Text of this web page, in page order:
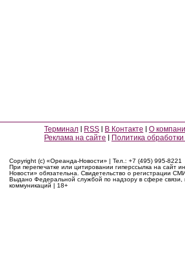
Терминал RSS В Контакте О
Реклама на сайте
Политика
Copyright (c) «Ореанда-Новости» | Тел.: +7 (495) 995-8221
При перепечатке или цитировании гиперссылка на сайт
Новости» обязательна. Свидетельство о регистрации
Выдано Федеральной службой по надзору в сфере
коммуникаций | 18+